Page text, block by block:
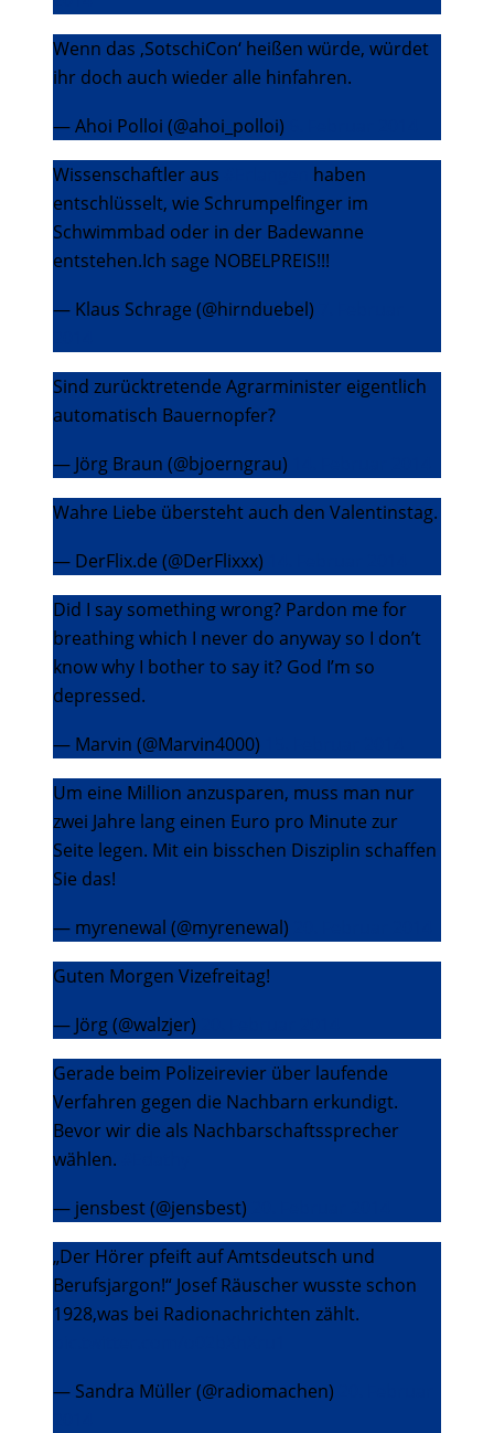
Wenn das ‚SotschiCon‘ heißen würde, würdet
ihr doch auch wieder alle hinfahren.
— Ahoi Polloi (@ahoi_polloi)
Wissenschaftler aus
haben
entschlüsselt, wie Schrumpel­finger im
Schwimmbad oder in der Badewanne
entstehen.Ich sage NOBELPREIS!!!
— Klaus Schrage (@hirnduebel)
Sind zurücktretende Agrarminister eigentlich
automatisch Bauernopfer?
— Jörg Braun (@bjoerngrau)
Wahre Liebe übersteht auch den Valentinstag.
— DerFlix.de (@DerFlixxx)
Did I say something wrong? Pardon me for
breathing which I never do anyway so I don’t
know why I bother to say it? God I’m so
depressed.
— Marvin (@Marvin4000)
Um eine Million anzusparen, muss man nur
zwei Jahre lang einen Euro pro Minute zur
Seite legen. Mit ein bisschen Disziplin schaffen
Sie das!
— myrenewal (@myrenewal)
Guten Morgen Vizefreitag!
— Jörg (@walzjer)
Gerade beim Polizeirevier über laufende
Verfahren gegen die Nachbarn erkundigt.
Bevor wir die als Nachbarschaftssprecher
wählen.
— jensbest (@jensbest)
„Der Hörer pfeift auf Amtsdeutsch und
Berufsjargon!“ Josef Räuscher wusste schon
1928,was bei Radionachrichten zählt.
— Sandra Müller (@radiomachen)